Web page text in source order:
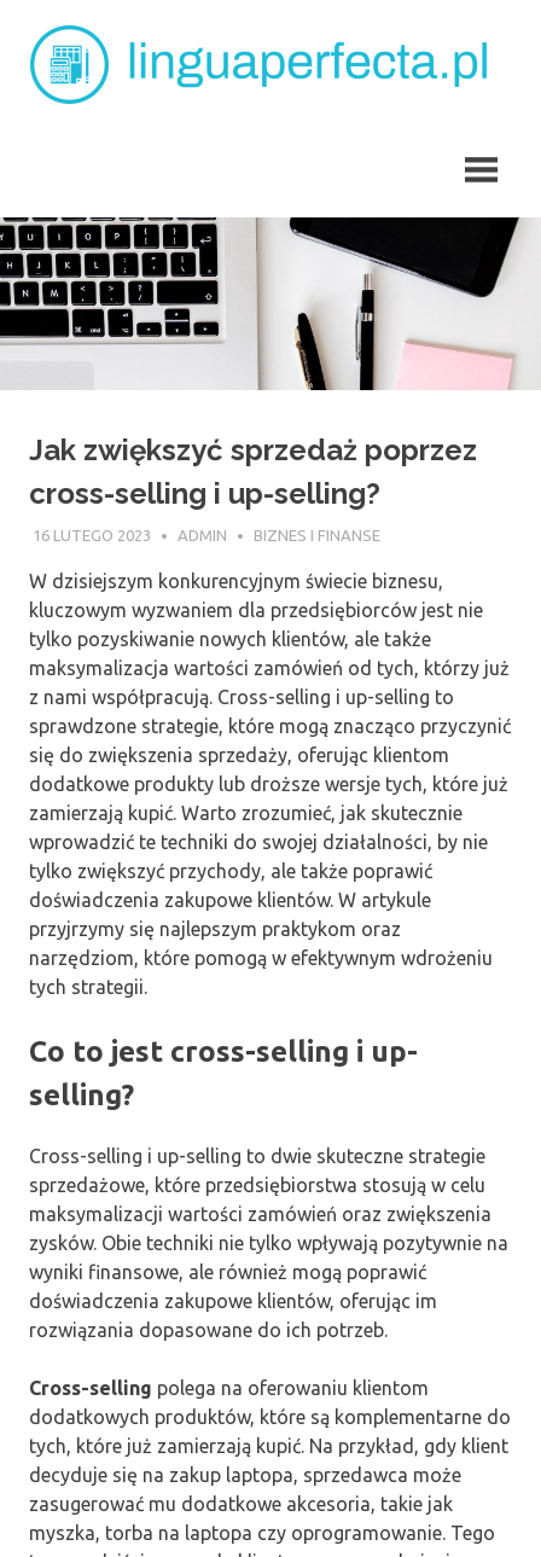
content
Jak zwiększyć sprzedaż poprzez
cross-selling i up-selling?
16 LUTEGO 2023 ADMIN BIZNES I FINANSE
W dzisiejszym konkurencyjnym świecie biznesu,
kluczowym wyzwaniem dla przedsiębiorców jest nie
tylko pozyskiwanie nowych klientów, ale także
maksymalizacja wartości zamówień od tych, którzy już
z nami współpracują. Cross-selling i up-selling to
sprawdzone strategie, które mogą znacząco przyczynić
się do zwiększenia sprzedaży, oferując klientom
dodatkowe produkty lub droższe wersje tych, które już
zamierzają kupić. Warto zrozumieć, jak skutecznie
wprowadzić te techniki do swojej działalności, by nie
tylko zwiększyć przychody, ale także poprawić
doświadczenia zakupowe klientów. W artykule
przyjrzymy się najlepszym praktykom oraz
narzędziom, które pomogą w efektywnym wdrożeniu
tych strategii.
Co to jest cross-selling i up-
selling?
Cross-selling i up-selling to dwie skuteczne strategie
sprzedażowe, które przedsiębiorstwa stosują w celu
maksymalizacji wartości zamówień oraz zwiększenia
zysków. Obie techniki nie tylko wpływają pozytywnie na
wyniki finansowe, ale również mogą poprawić
doświadczenia zakupowe klientów, oferując im
rozwiązania dopasowane do ich potrzeb.
Cross-selling polega na oferowaniu klientom
dodatkowych produktów, które są komplementarne do
tych, które już zamierzają kupić. Na przykład, gdy klient
decyduje się na zakup laptopa, sprzedawca może
zasugerować mu dodatkowe akcesoria, takie jak
myszka, torba na laptopa czy oprogramowanie. Tego